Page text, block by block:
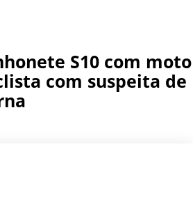
S10 com moto
com suspeita de